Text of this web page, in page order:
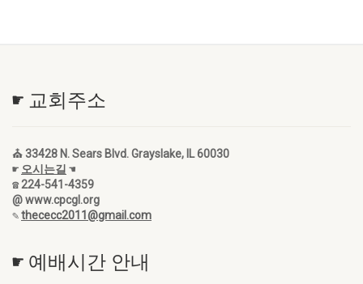
☛ 교회주소
⛪ 33428 N. Sears Blvd. Grayslake, IL 60030
☛ 오시는길 ☚
☎ 224-541-4359
@ www.cpcgl.org
✎thececc2011@gmail.com
☛ 예배시간 안내